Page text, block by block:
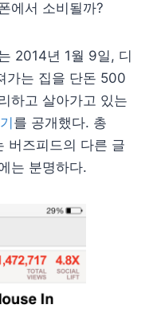
에서 소비될까?
2014년 1월 9일, 디
가는 집을 단돈 500
하고 살아가고 있는
를 공개했다. 총
버즈피드의 다른 글
는 분명하다.